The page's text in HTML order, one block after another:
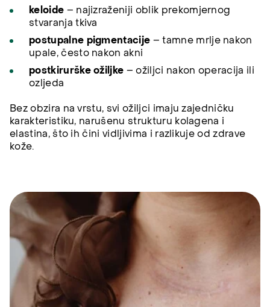
keloide – najizraženiji oblik prekomjernog
stvaranja tkiva
postupalne pigmentacije – tamne mrlje nakon
upale, često nakon akni
postkirurške ožiljke – ožiljci nakon operacija ili
ozljeda
Bez obzira na vrstu, svi ožiljci imaju zajedničku
karakteristiku, narušenu strukturu kolagena i
elastina, što ih čini vidljivima i razlikuje od zdrave
kože.